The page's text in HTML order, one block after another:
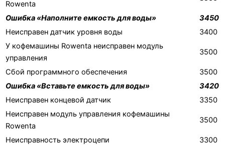
Rowenta
Ошибка «Наполните емкость для воды»
3450
Неисправен датчик уровня воды
3400
У кофемашины Rowenta неисправен модуль
управления
3500
Сбой программного обеспечения
3500
Ошибка «Вставьте емкость для воды»
3420
Неисправен концевой датчик
3350
Неисправен модуль управления кофемашины
Rowenta
3500
Неисправность электроцепи
3300